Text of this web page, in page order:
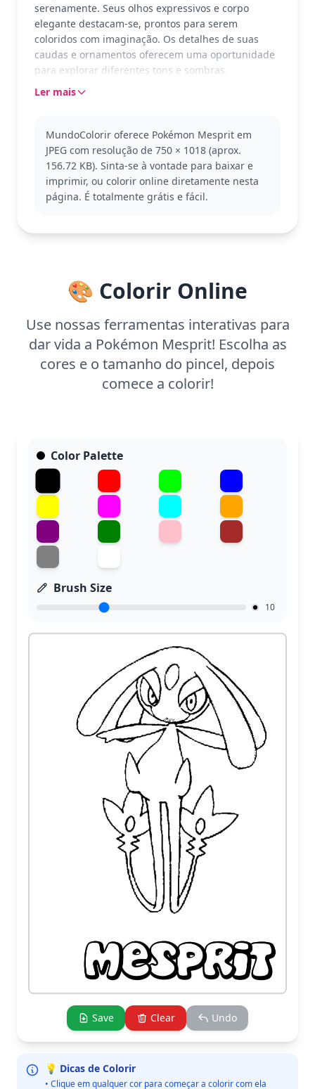
serenamente. Seus olhos expressivos e corpo
elegante destacam-se, prontos para serem
coloridos com imaginação. Os detalhes de suas
caudas e ornamentos oferecem uma oportunidade
para explorar diferentes tons e sombras.
Conhecido por ser o guardião das emoções,
gosta de Mesprit, pode também se interessar por
outros Pokémon lendários como Azelf e Uxie.
Esta página de colorir é detalhada, ideal para
maiores de 11 anos ou adultos. Planeje cerca de
Ler mais
MundoColorir oferece Pokémon Mesprit em
JPEG com resolução de 750 × 1018 (aprox.
156.72 KB). Sinta-se à vontade para baixar e
imprimir, ou colorir online diretamente nesta
página. É totalmente grátis e fácil.
🎨 Colorir Online
Use nossas ferramentas interativas para
dar vida a Pokémon Mesprit! Escolha as
cores e o tamanho do pincel, depois
comece a colorir!
Color Palette
Brush Size
10
Save Clear Undo
💡 Dicas de Colorir
• Clique em qualquer cor para começar a colorir com ela